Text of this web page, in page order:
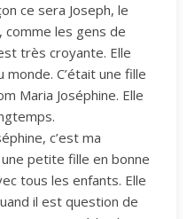
ce sera Joseph, le
comme les gens de
très croyante. Elle
monde. C’était une fille
Maria Joséphine. Elle
c’est ma
petite fille en bonne
tous les enfants. Elle
il est question de